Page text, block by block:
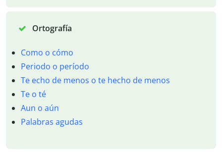
Ortografía
Como o cómo
Periodo o período
Te echo de menos o te hecho de menos
Te o té
Aun o aún
Palabras agudas